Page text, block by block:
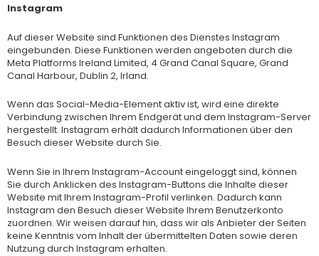
Instagram
Auf dieser Website sind Funktionen des Dienstes Instagram
eingebunden. Diese Funktionen werden angeboten durch die
Meta Platforms Ireland Limited, 4 Grand Canal Square, Grand
Canal Harbour, Dublin 2, Irland.
Wenn das Social-Media-Element aktiv ist, wird eine direkte
Verbindung zwischen Ihrem Endgerät und dem Instagram-Server
hergestellt. Instagram erhält dadurch Informationen über den
Besuch dieser Website durch Sie.
Wenn Sie in Ihrem Instagram-Account eingeloggt sind, können
Sie durch Anklicken des Instagram-Buttons die Inhalte dieser
Website mit Ihrem Instagram-Profil verlinken. Dadurch kann
Instagram den Besuch dieser Website Ihrem Benutzerkonto
zuordnen. Wir weisen darauf hin, dass wir als Anbieter der Seiten
keine Kenntnis vom Inhalt der übermittelten Daten sowie deren
Nutzung durch Instagram erhalten.